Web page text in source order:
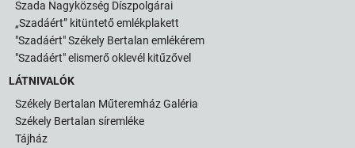
Szada Nagyközség Díszpolgárai
„Szadáért” kitüntető emlékplakett
"Szadáért" Székely Bertalan emlékérem
"Szadáért" elismerő oklevél kitűzővel
LÁTNIVALÓK
Székely Bertalan Műteremház Galéria
Székely Bertalan síremléke
Tájház